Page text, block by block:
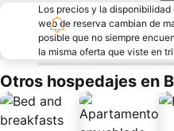
Los precios y la
web de reserva cambian de
posible que no siempre
la misma oferta que viste en
Otros hospedajes en